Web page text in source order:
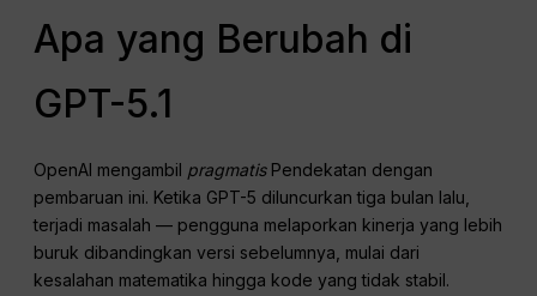
Apa yang Berubah di
GPT-5.1
OpenAI mengambil pragmatisPendekatan dengan
pembaruan ini. Ketika GPT-5 diluncurkan tiga bulan lalu,
terjadi masalah — pengguna melaporkan kinerja yang lebih
buruk dibandingkan versi sebelumnya, mulai dari
kesalahan matematika hingga kode yang tidak stabil.